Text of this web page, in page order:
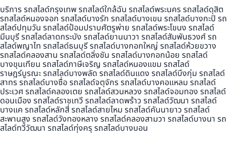
บริการ รถสไลด์กรุงเทพ รถสไลด์ใกล้ฉัน รถสไลด์พระนคร รถสไลด์ดุสิต
รถสไลด์หนองจอก รถสไลด์บางรัก รถสไลด์บางเขน รถสไลด์บางกะปิ รถ
สไลด์ปทุมวัน รถสไลด์ป้อมปราบศัตรูพ่าย รถสไลด์พระโขนง รถสไลด์
มีนบุรี รถสไลด์ลาดกระบัง รถสไลด์ยานนาวา รถสไลด์สัมพันธวงศ์ รถ
สไลด์พญาไท รถสไลด์ธนบุรี รถสไลด์บางกอกใหญ่ รถสไลด์ห้วยขวาง
รถสไลด์คลองสาน รถสไลด์ตลิ่งชัน รถสไลด์บางกอกน้อย รถสไลด์
บางขุนเทียน รถสไลด์ภาษีเจริญ รถสไลด์หนองแขม รถสไลด์
ราษฎร์บูรณะ รถสไลด์บางพลัด รถสไลด์ดินแดง รถสไลด์บึงกุ่ม รถสไลด์
สาทร รถสไลด์บางซื่อ รถสไลด์จตุจักร รถสไลด์บางคอแหลม รถสไลด์
ประเวศ รถสไลด์คลองเตย รถสไลด์สวนหลวง รถสไลด์จอมทอง รถสไลด์
ดอนเมือง รถสไลด์ราชเทวี รถสไลด์ลาดพร้าว รถสไลด์วัฒนา รถสไลด์
บางแค รถสไลด์หลักสี่ รถสไลด์สายไหม รถสไลด์คันนายาว รถสไลด์
สะพานสูง รถสไลด์วังทองหลาง รถสไลด์คลองสามวา รถสไลด์บางนา รถ
สไลด์ทวีวัฒนา รถสไลด์ทุ่งครุ รถสไลด์บางบอน